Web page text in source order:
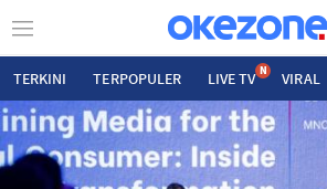
TERKINI TERPOPULER LIVE TV N VIRAL